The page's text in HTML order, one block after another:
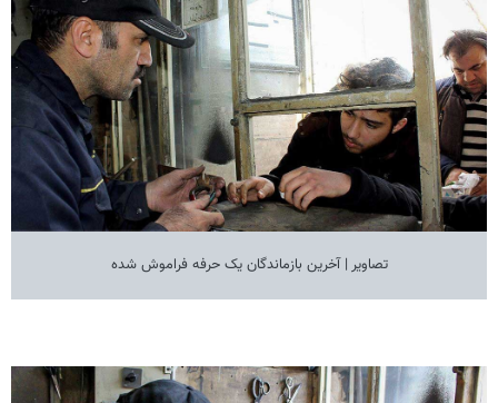
تصاویر | آخرین بازماندگان یک حرفه فراموش شده